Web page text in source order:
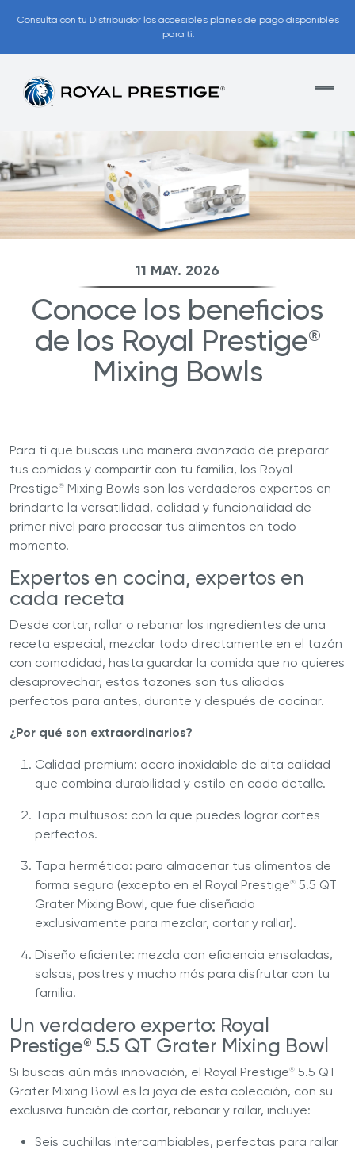
Consulta con tu Distribuidor los accesibles planes de pago disponibles
para ti.
11 MAY. 2026
Conoce los beneficios
de los Royal Prestige®
Mixing Bowls
Para ti que buscas una manera avanzada de preparar
tus comidas y compartir con tu familia, los Royal
Prestige® Mixing Bowls son los verdaderos expertos en
brindarte la versatilidad, calidad y funcionalidad de
primer nivel para procesar tus alimentos en todo
momento.
Expertos en cocina, expertos en
cada receta
Desde cortar, rallar o rebanar los ingredientes de una
receta especial, mezclar todo directamente en el tazón
con comodidad, hasta guardar la comida que no quieres
desaprovechar, estos tazones son tus aliados
perfectos para antes, durante y después de cocinar.
¿Por qué son extraordinarios?
Calidad premium: acero inoxidable de alta calidad
que combina durabilidad y estilo en cada detalle.
Tapa multiusos: con la que puedes lograr cortes
perfectos.
Tapa hermética: para almacenar tus alimentos de
forma segura (excepto en el Royal Prestige® 5.5 QT
Grater Mixing Bowl, que fue diseñado
exclusivamente para mezclar, cortar y rallar).
Diseño eficiente: mezcla con eficiencia ensaladas,
salsas, postres y mucho más para disfrutar con tu
familia.
Un verdadero experto: Royal
Prestige® 5.5 QT Grater Mixing Bowl
Si buscas aún más innovación, el Royal Prestige® 5.5 QT
Grater Mixing Bowl es la joya de esta colección, con su
exclusiva función de cortar, rebanar y rallar, incluye:
Seis cuchillas intercambiables, perfectas para rallar